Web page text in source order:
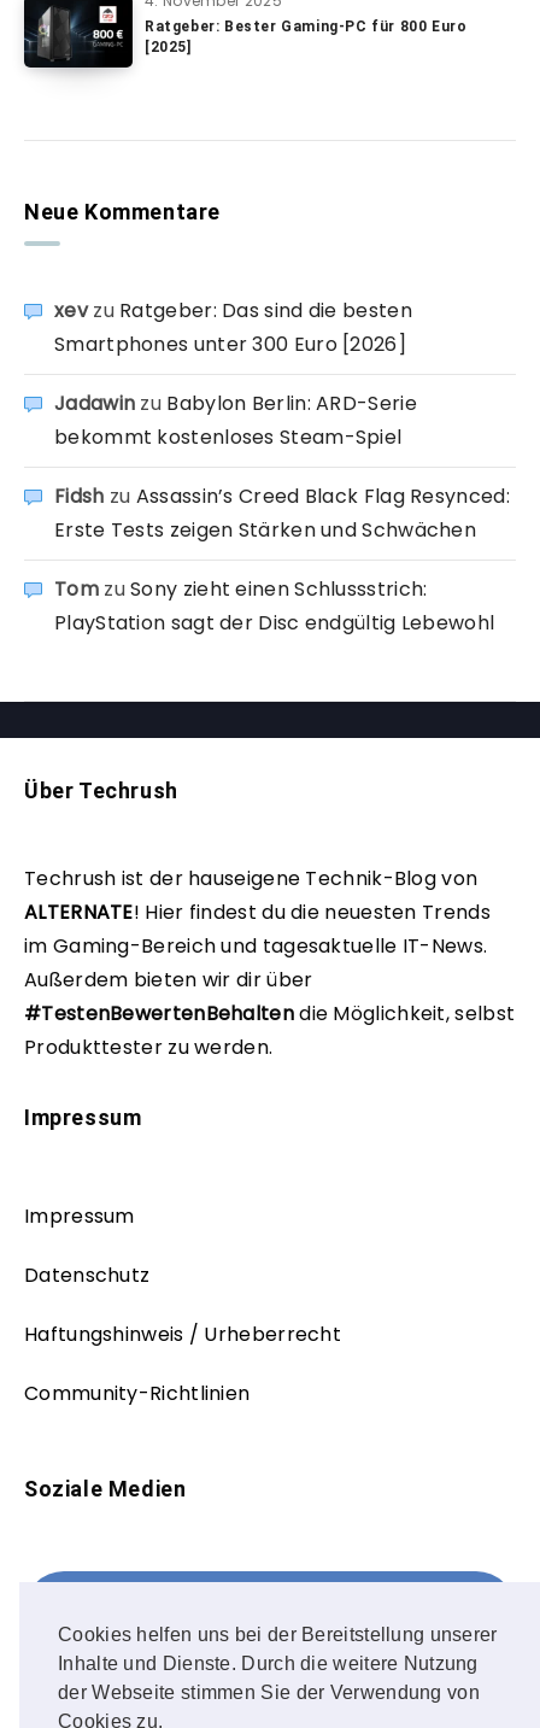
Cookies helfen uns bei der Bereitstellung unserer
Inhalte und Dienste. Durch die weitere Nutzung
der Webseite stimmen Sie der Verwendung von
Cookies zu.
Ratgeber: Bester Gaming-PC für 800 Euro
[2025]
Neue Kommentare
xevzu Ratgeber: Das sind die besten
Smartphones unter 300 Euro [2026]
Jadawin zu Babylon Berlin: ARD-Serie
bekommt kostenloses Steam-Spiel
Fidsh zu Assassin’s Creed Black Flag Resynced:
Erste Tests zeigen Stärken und Schwächen
TomzuSony zieht einen Schlussstrich:
PlayStation sagt der Disc endgültig Lebewohl
Über Techrush
Techrush ist der hauseigene Technik-Blog von
ALTERNATE! Hier findest du die neuesten Trends
im Gaming-Bereich und tagesaktuelle IT-News.
Außerdem bieten wir dir über
#TestenBewertenBehaltendie Möglichkeit, selbst
Produkttester zu werden.
Impressum
Impressum
Datenschutz
Haftungshinweis / Urheberrecht
Community-Richtlinien
Soziale Medien
FOLLOW ME!
Instagram
OUR PHOTOS!